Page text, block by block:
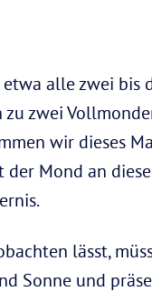
alle zwei bis
zwei
wir dieses
Mond an
lässt,
Sonne und